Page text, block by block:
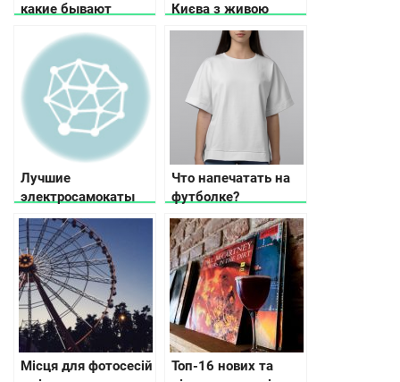
какие бывают
вкусы
Києва з живою
музикою, про які
знають тільки свої
Лучшие
электросамокаты
для всей семьи: что
выбрать в 2023 году
Что напечатать на
футболке?
Місця для фотосесій
Топ-16 нових та